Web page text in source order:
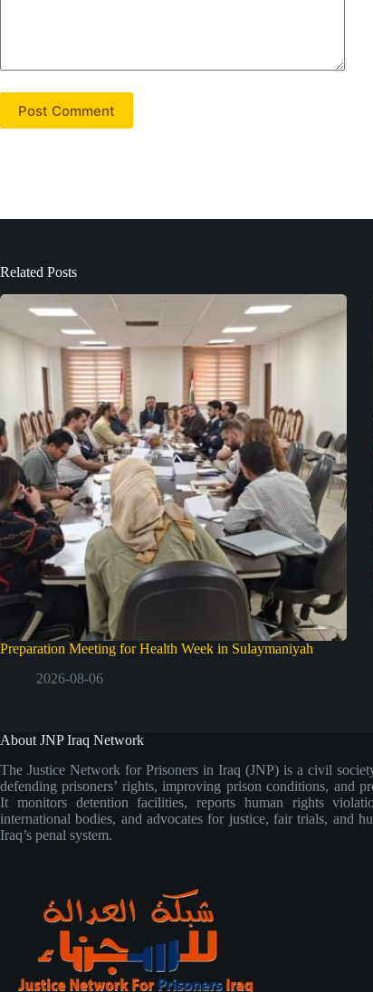
Post Comment
Related Posts
Preparation Meeting for Health Week in Sulaymaniyah
2026-08-06
About JNP Iraq Network
The Justice Network for Prisoners in Iraq (JNP) is a civil
defending prisoners’ rights, improving prison conditions, and
It monitors detention facilities, reports human rights
international bodies, and advocates for justice, fair trials, and
Iraq’s penal system.